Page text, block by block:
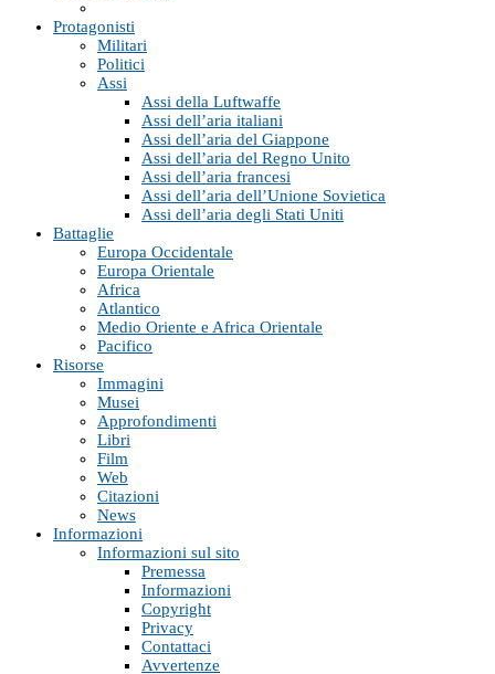
Protagonisti
Militari
Politici
Assi
Assi della Luftwaffe
Assi dell’aria italiani
Assi dell’aria del Giappone
Assi dell’aria del Regno Unito
Assi dell’aria francesi
Assi dell’aria dell’Unione Sovietica
Assi dell’aria degli Stati Uniti
Battaglie
Europa Occidentale
Europa Orientale
Africa
Atlantico
Medio Oriente e Africa Orientale
Pacifico
Risorse
Immagini
Musei
Approfondimenti
Libri
Film
Web
Citazioni
News
Informazioni
Informazioni sul sito
Premessa
Informazioni
Copyright
Privacy
Contattaci
Avvertenze